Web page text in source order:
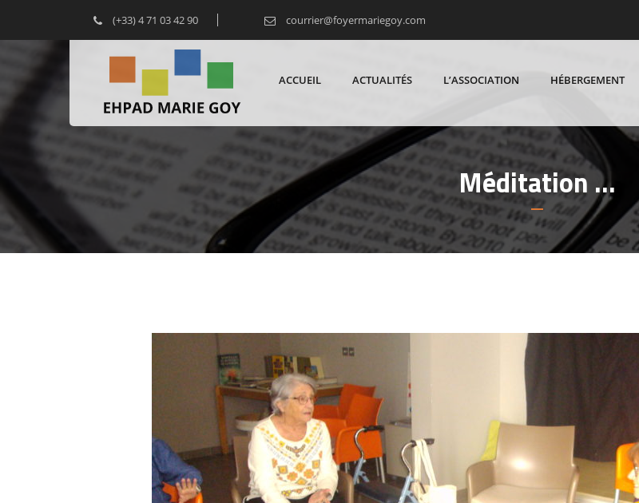
(+33) 4 71 03 42 90 courrier@foyermariegoy.com
ACCUEIL ACTUALITÉS L’ASSOCIATION HÉBERGEMENT
Méditation …